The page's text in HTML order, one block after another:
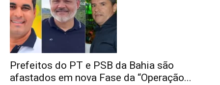
Prefeitos do PT e PSB da Bahia são
afastados em nova Fase da “Operação...